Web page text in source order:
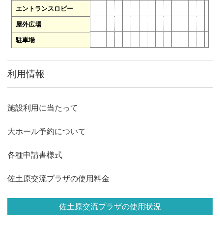
エントランスロビー
屋外広場
駐車場
利用情報
施設利用に当たって
大ホール予約について
各種申請書様式
佐土原交流プラザの使用料金
佐土原交流プラザの使用状況